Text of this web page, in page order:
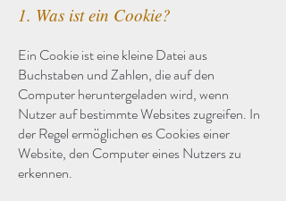
1. Was ist ein Cookie?
Ein Cookie ist eine kleine Datei aus
Buchstaben und Zahlen, die auf den
Computer heruntergeladen wird, wenn
Nutzer auf bestimmte Websites zugreifen. In
der Regel ermöglichen es Cookies einer
Website, den Computer eines Nutzers zu
erkennen.